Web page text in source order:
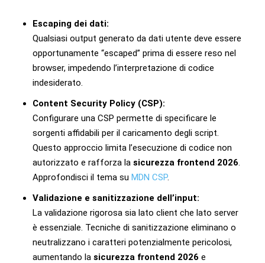
Escaping dei dati:
Qualsiasi output generato da dati utente deve essere
opportunamente “escaped” prima di essere reso nel
browser, impedendo l’interpretazione di codice
indesiderato.
Content Security Policy (CSP):
Configurare una CSP permette di specificare le
sorgenti affidabili per il caricamento degli script.
Questo approccio limita l’esecuzione di codice non
autorizzato e rafforza la sicurezza frontend 2026
Approfondisci il tema su MDN CSP.
Validazione e sanitizzazione dell’input:
La validazione rigorosa sia lato client che lato server
è essenziale. Tecniche di sanitizzazione eliminano o
neutralizzano i caratteri potenzialmente pericolosi,
aumentando la sicurezza frontend 2026 e